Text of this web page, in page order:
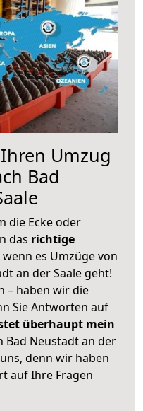
Umzug
Bad
die Ecke oder
das richtige
es Umzüge von
an der Saale geht!
– haben wir die
Sie Antworten auf
überhaupt mein
Bad Neustadt an der
denn wir haben
auf Ihre Fragen